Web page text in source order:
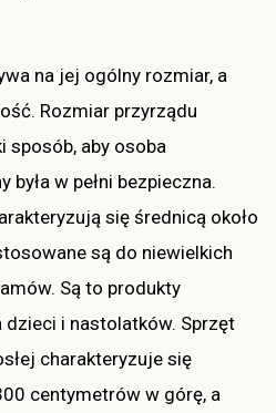
na jej ogólny rozmiar, a
Rozmiar przyrządu
sposób, aby osoba
w pełni bezpieczna.
się średnicą około
są do niewielkich
Są to produkty
dzieci i nastolatków. Sprzęt
charakteryzuje się
centymetrów w górę, a